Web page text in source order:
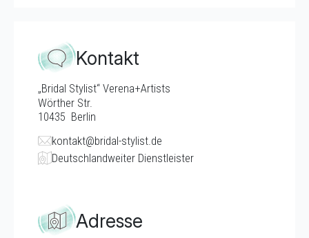
Kontakt
„Bridal Stylist“ Verena+Artists
Wörther Str.
10435 Berlin
kontakt@bridal-stylist.de
Deutschlandweiter Dienstleister
Adresse